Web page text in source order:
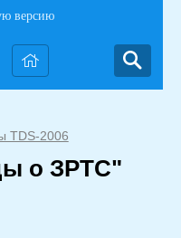
версию
TDS-2006
о ЗРТС"